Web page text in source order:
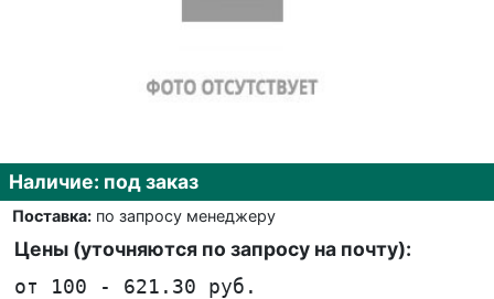
Наличие: под заказ
Поставка:по запросу менеджеру
Цены (уточняются по запросу на почту):
от 100 - 621.30 руб.